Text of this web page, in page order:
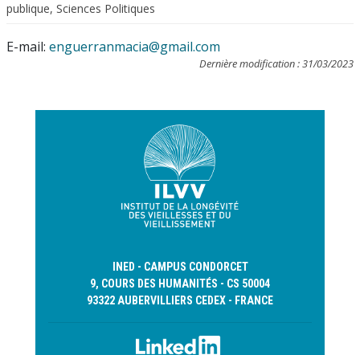
publique, Sciences Politiques
E-mail: enguerranmacia@gmail.com
Dernière modification : 31/03/2023
INED - CAMPUS CONDORCET
9, COURS DES HUMANITÉS - CS 50004
93322 AUBERVILLIERS CEDEX - FRANCE